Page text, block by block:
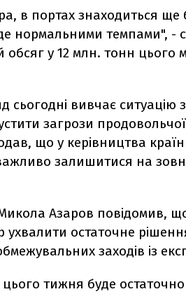
в портах знаходиться ще
нормальними темпами", -
у 12 млн. тонн цього
вивчає ситуацію
загрози
що у керівництва
залишитися на
Азаров повідомив,
ухвалити остаточне
заходів із
тижня буде